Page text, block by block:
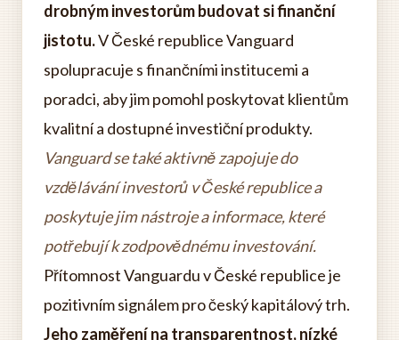
drobným investorům budovat si finanční
jistotu.V České republice Vanguard
spolupracuje s finančními institucemi a
poradci, aby jim pomohl poskytovat klientům
kvalitní a dostupné investiční produkty.
Vanguard se také aktivně zapojuje do
vzdělávání investorů v České republice a
poskytuje jim nástroje a informace, které
potřebují k zodpovědnému investování.
Přítomnost Vanguardu v České republice je
pozitivním signálem pro český kapitálový trh.
Jeho zaměření na transparentnost, nízké